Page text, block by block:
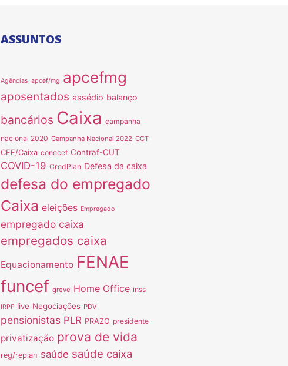
ASSUNTOS
Agências apcef/mg apcefmg
aposentados assédio balanço
bancários Caixa campanha
nacional 2020 Campanha Nacional 2022 CCT
CEE/Caixa conecef Contraf-CUT
COVID-19 CredPlan Defesa da caixa
defesa do empregado
Caixa eleições Empregado
empregado caixa
empregados caixa
Equacionamento FENAE
funcef greve Home Office inss
IRPF live Negociações PDV
pensionistas PLR PRAZO presidente
privatização prova de vida
reg/replan saúde saúde caixa